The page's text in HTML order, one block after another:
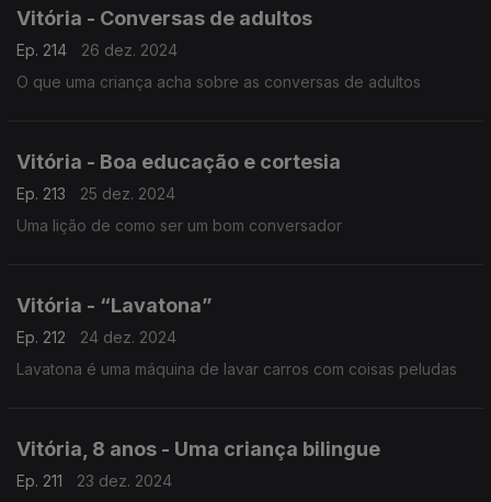
Vitória - Conversas de adultos
Ep. 214
26 dez. 2024
O que uma criança acha sobre as conversas de adultos
Vitória - Boa educação e cortesia
Ep. 213
25 dez. 2024
Uma lição de como ser um bom conversador
Vitória - “Lavatona”
Ep. 212
24 dez. 2024
Lavatona é uma máquina de lavar carros com coisas peludas
Vitória, 8 anos - Uma criança bilingue
Ep. 211
23 dez. 2024